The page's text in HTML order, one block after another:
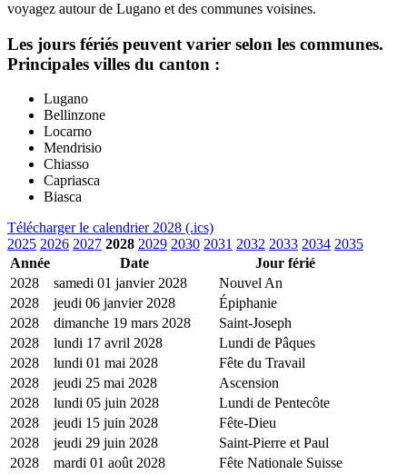
voyagez autour de Lugano et des communes voisines.
Les jours fériés peuvent varier selon les communes.
Principales villes du canton :
Lugano
Bellinzone
Locarno
Mendrisio
Chiasso
Capriasca
Biasca
Télécharger le calendrier 2028 (.ics)
2025 2026 2027 2028 2029 2030 2031 2032 2033 2034 2035
Année
Date
Jour férié
2028
samedi 01 janvier 2028
Nouvel An
2028
jeudi 06 janvier 2028
Épiphanie
2028
dimanche 19 mars 2028
Saint-Joseph
2028
lundi 17 avril 2028
Lundi de Pâques
2028
lundi 01 mai 2028
Fête du Travail
2028
jeudi 25 mai 2028
Ascension
2028
lundi 05 juin 2028
Lundi de Pentecôte
2028
jeudi 15 juin 2028
Fête-Dieu
2028
jeudi 29 juin 2028
Saint-Pierre et Paul
2028
mardi 01 août 2028
Fête Nationale Suisse